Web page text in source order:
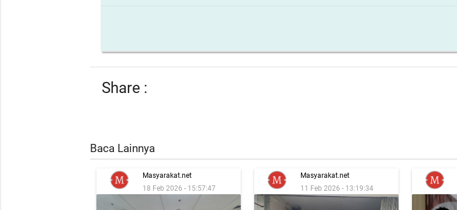
Share :
Baca Lainnya
Masyarakat.net
18 Feb 2026 - 15:57:47
Masyarakat.net
11 Feb 2026 - 13:19:34